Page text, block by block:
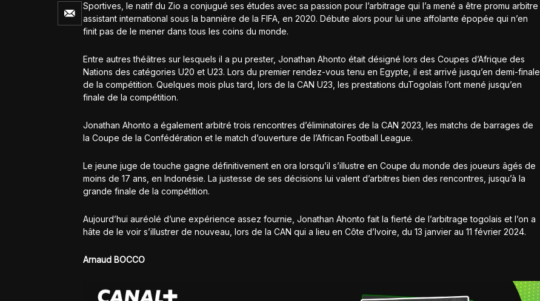
Sportives, le natif du Zio a conjugué ses études avec sa passion pour l’arbitrage qui l’a mené a être promu arbitre
assistant international sous la bannière de la FIFA, en 2020. Débute alors pour lui une affolante épopée qui n’en
finit pas de le mener dans tous les coins du monde.
Entre autres théâtres sur lesquels il a pu prester, Jonathan Ahonto était désigné lors des Coupes d’Afrique des
Nations des catégories U20 et U23. Lors du premier rendez-vous tenu en Egypte, il est arrivé jusqu’en demi-finale
de la compétition. Quelques mois plus tard, lors de la CAN U23, les prestations duTogolais l’ont mené jusqu’en
finale de la compétition.
Jonathan Ahonto a également arbitré trois rencontres d’éliminatoires de la CAN 2023, les matchs de barrages de
la Coupe de la Confédération et le match d’ouverture de l’African Football League.
Le jeune juge de touche gagne définitivement en ora lorsqu’il s’illustre en Coupe du monde des joueurs âgés de
moins de 17 ans, en Indonésie. La justesse de ses décisions lui valent d’arbitres bien des rencontres, jusqu’à la
grande finale de la compétition.
Aujourd’hui auréolé d’une expérience assez fournie, Jonathan Ahonto fait la fierté de l’arbitrage togolais et l’on a
hâte de le voir s’illustrer de nouveau, lors de la CAN qui a lieu en Côte d’Ivoire, du 13 janvier au 11 février 2024.
Arnaud BOCCO